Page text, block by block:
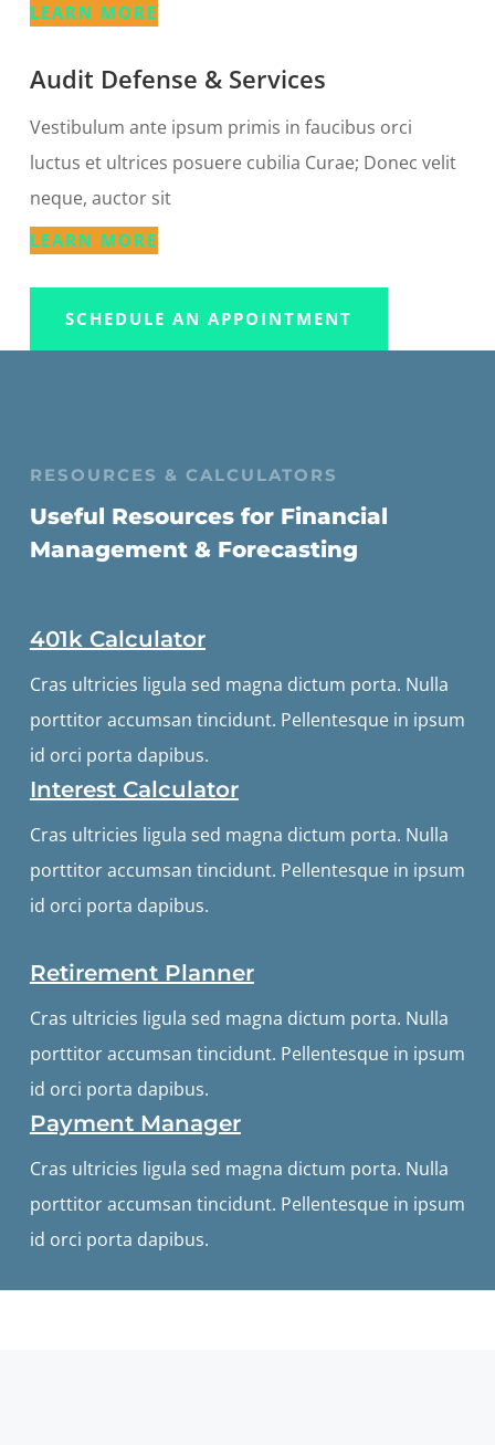
LEARN MORE
Audit Defense & Services
Vestibulum ante ipsum primis in faucibus orci
luctus et ultrices posuere cubilia Curae; Donec velit
neque, auctor sit
LEARN MORE
SCHEDULE AN APPOINTMENT
RESOURCES & CALCULATORS
Useful Resources for Financial
Management & Forecasting
401k Calculator
Cras ultricies ligula sed magna dictum porta. Nulla
porttitor accumsan tincidunt. Pellentesque in ipsum
id orci porta dapibus.
Interest Calculator
Cras ultricies ligula sed magna dictum porta. Nulla
porttitor accumsan tincidunt. Pellentesque in ipsum
id orci porta dapibus.
Retirement Planner
Cras ultricies ligula sed magna dictum porta. Nulla
porttitor accumsan tincidunt. Pellentesque in ipsum
id orci porta dapibus.
Payment Manager
Cras ultricies ligula sed magna dictum porta. Nulla
porttitor accumsan tincidunt. Pellentesque in ipsum
id orci porta dapibus.